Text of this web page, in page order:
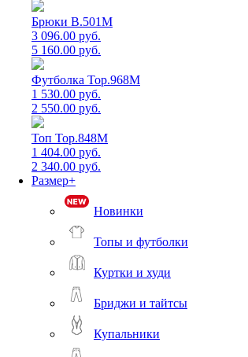
Брюки B.501M
3 096.00 руб.
5 160.00 руб.
Футболка Top.968M
1 530.00 руб.
2 550.00 руб.
Топ Top.848M
1 404.00 руб.
2 340.00 руб.
Размер+
Новинки
Топы и футболки
Куртки и худи
Бриджи и тайтсы
Купальники